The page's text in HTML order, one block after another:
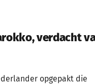
verdacht
opgepakt die